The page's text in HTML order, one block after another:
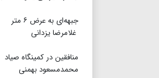
جبهه‌ای به عرض ۶ متر
غلامرضا یزدانی
منافقین در کمینگاه صیاد
محمدمسعود بهمنی